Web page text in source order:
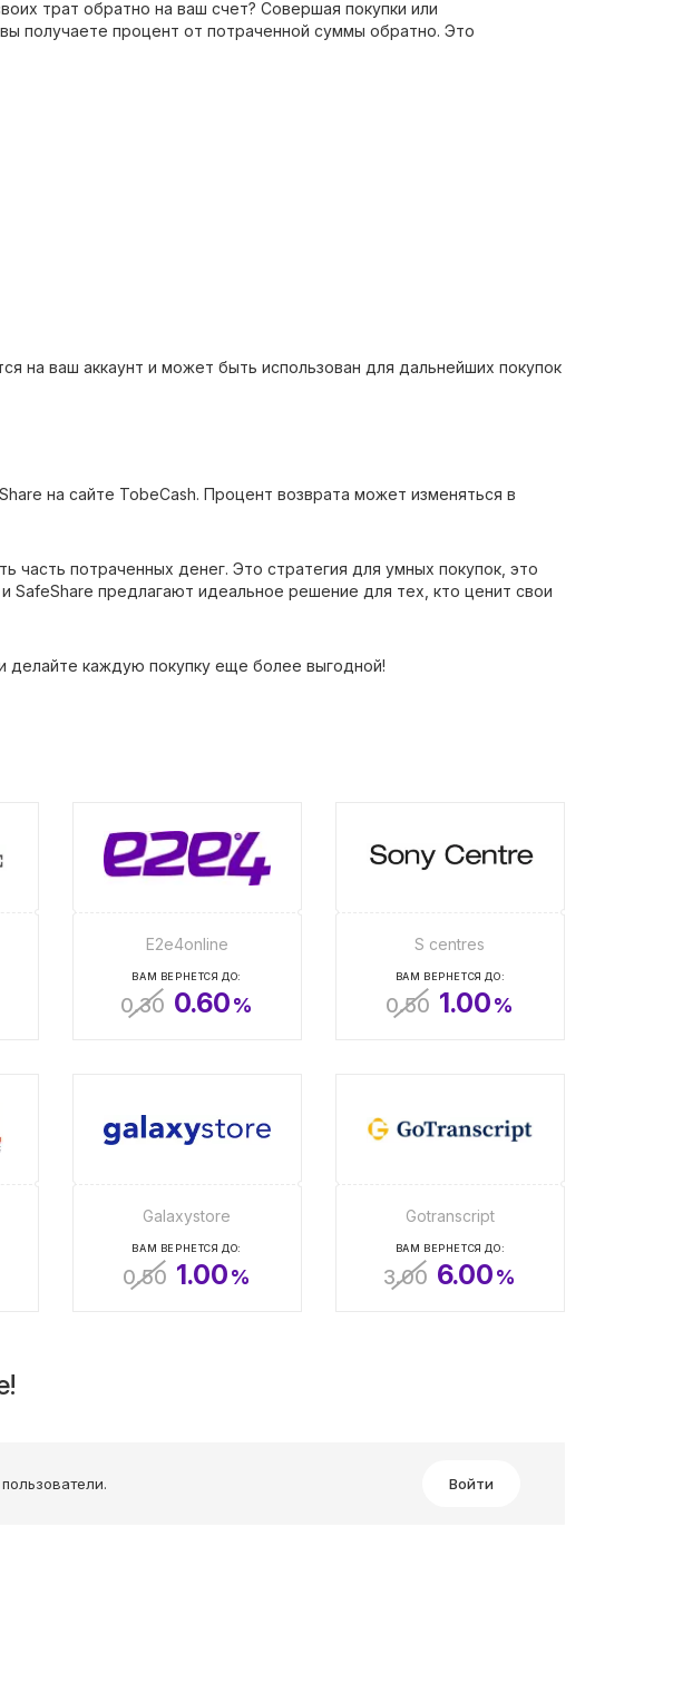
трат обратно на ваш счет? Совершая покупки или
получаете процент от потраченной суммы обратно. Это
на ваш аккаунт и может быть использован для дальнейших покупок
на сайте TobeCash. Процент возврата может изменяться в
часть потраченных денег. Это стратегия для умных покупок, это
SafeShare предлагают идеальное решение для тех, кто ценит свои
делайте каждую покупку еще более выгодной!
E2e4online
ВАМ ВЕРНЕТСЯ ДО:
0.30 0.60%
S centres
ВАМ ВЕРНЕТСЯ ДО:
0.50 1.00%
Galaxystore
ВАМ ВЕРНЕТСЯ ДО:
0.50 1.00%
Gotranscript
ВАМ ВЕРНЕТСЯ ДО:
3.00 6.00%
Войти